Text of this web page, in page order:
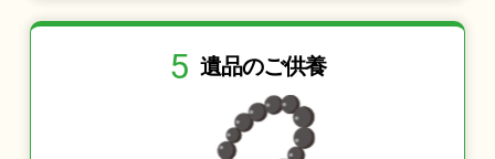
5 遺品のご供養